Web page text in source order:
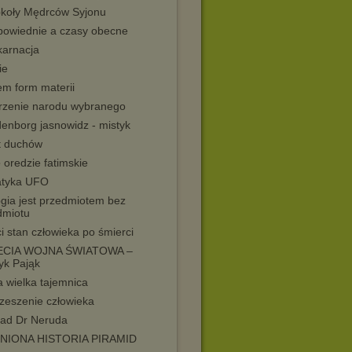
Mędrców Syjonu
a czasy obecne
form materii
narodu wybranego
jasnowidz - mistyk
duchów
oredzie fatimskie
UFO
jest przedmiotem bez
stan człowieka po śmierci
WOJNA ŚWIATOWA –
Pająk
wielka tajemnica
człowieka
Dr Neruda
HISTORIA PIRAMID